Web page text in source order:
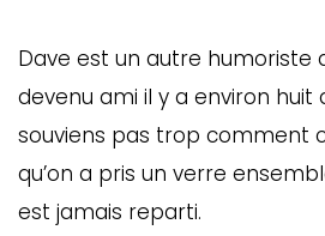
Dave est un autre humoriste
devenu ami il y a environ huit
souviens pas trop comment
qu’on a pris un verre
est jamais reparti.